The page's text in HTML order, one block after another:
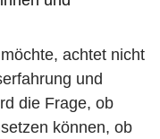
achtet nicht
und
die Frage, ob
können, ob